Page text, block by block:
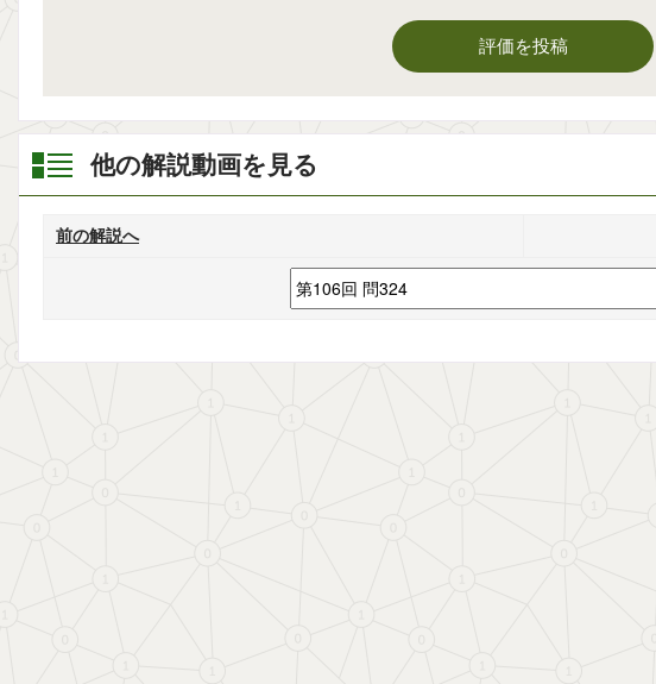
評価を投稿
他の解説動画を見る
前の解説へ